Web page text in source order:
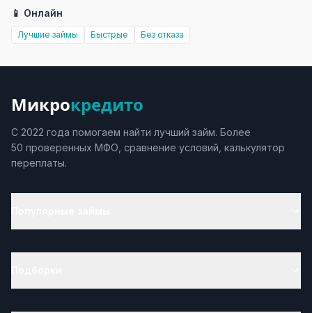
📱 Онлайн
Лучшие займы Быстрые Без отказа
Микрокредито
С 2022 года помогаем найти лучший займ. Более
50 проверенных МФО, сравнение условий, калькулятор
переплаты.